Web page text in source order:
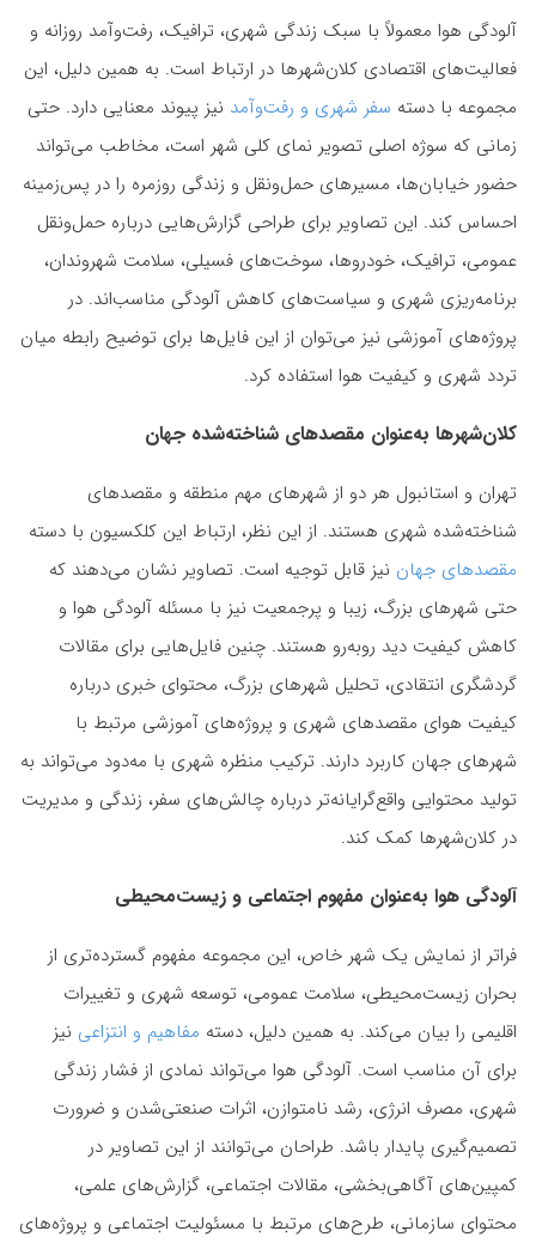
آلودگی هوا معمولاً با سبک زندگی شهری، ترافیک، رفت‌وآمد روزانه و
فعالیت‌های اقتصادی کلان‌شهرها در ارتباط است. به همین دلیل، این
مجموعه با دسته سفر شهری و رفت‌وآمد نیز پیوند معنایی دارد. حتی
زمانی که سوژه اصلی تصویر نمای کلی شهر است، مخاطب می‌تواند
حضور خیابان‌ها، مسیرهای حمل‌ونقل و زندگی روزمره را در پس‌زمینه
احساس کند. این تصاویر برای طراحی گزارش‌هایی درباره حمل‌ونقل
عمومی، ترافیک، خودروها، سوخت‌های فسیلی، سلامت شهروندان،
برنامه‌ریزی شهری و سیاست‌های کاهش آلودگی مناسب‌اند. در
پروژه‌های آموزشی نیز می‌توان از این فایل‌ها برای توضیح رابطه میان
تردد شهری و کیفیت هوا استفاده کرد.
کلان‌شهرها به‌عنوان مقصدهای شناخته‌شده جهان
تهران و استانبول هر دو از شهرهای مهم منطقه و مقصدهای
شناخته‌شده شهری هستند. از این نظر، ارتباط این کلکسیون با دسته
مقصدهای جهان نیز قابل توجیه است. تصاویر نشان می‌دهند که
حتی شهرهای بزرگ، زیبا و پرجمعیت نیز با مسئله آلودگی هوا و
کاهش کیفیت دید روبه‌رو هستند. چنین فایل‌هایی برای مقالات
گردشگری انتقادی، تحلیل شهرهای بزرگ، محتوای خبری درباره
کیفیت هوای مقصدهای شهری و پروژه‌های آموزشی مرتبط با
شهرهای جهان کاربرد دارند. ترکیب منظره شهری با مه‌دود می‌تواند به
تولید محتوایی واقع‌گرایانه‌تر درباره چالش‌های سفر، زندگی و مدیریت
در کلان‌شهرها کمک کند.
آلودگی هوا به‌عنوان مفهوم اجتماعی و زیست‌محیطی
فراتر از نمایش یک شهر خاص، این مجموعه مفهوم گسترده‌تری از
بحران زیست‌محیطی، سلامت عمومی، توسعه شهری و تغییرات
اقلیمی را بیان می‌کند. به همین دلیل، دسته مفاهیم و انتزاعی نیز
برای آن مناسب است. آلودگی هوا می‌تواند نمادی از فشار زندگی
شهری، مصرف انرژی، رشد نامتوازن، اثرات صنعتی‌شدن و ضرورت
تصمیم‌گیری پایدار باشد. طراحان می‌توانند از این تصاویر در
کمپین‌های آگاهی‌بخشی، مقالات اجتماعی، گزارش‌های علمی،
محتوای سازمانی، طرح‌های مرتبط با مسئولیت اجتماعی و پروژه‌های